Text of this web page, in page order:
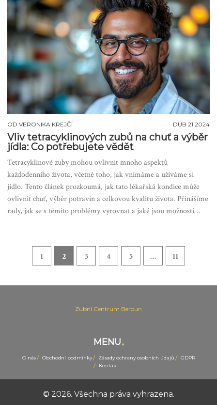
OD VERONIKA KREJČÍ DUB 21 2024
Vliv tetracyklinových zubů na chuť a výběr
jídla: Co potřebujete vědět
Tetracyklinové zuby mohou ovlivnit mnoho aspektů
každodenního života, včetně toho, jak vnímáme a užíváme si
jídlo. Tento článek prozkoumá, jak tato lékařská kondice může
ovlivnit chuť, výběr potravin a celkovou kvalitu života. Přinášíme
rady, jak se s těmito problémy vyrovnat a jaké jsou možnosti
1 2 3 4 5 … 11
Zubní Centrum Beroun
MENU
O nás Obchodní podmínky Zásady ochrany osobních údajů
GDPR
Kontakt
© 2026. Všechna práva vyhrazena.